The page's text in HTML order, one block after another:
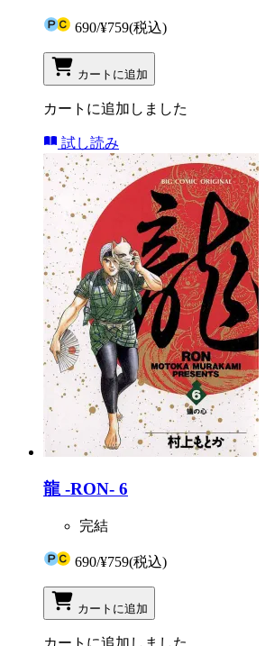
690/¥759(税込)
カートに追加
カートに追加しました
試し読み
龍 -RON- 6
完結
690/¥759(税込)
カートに追加